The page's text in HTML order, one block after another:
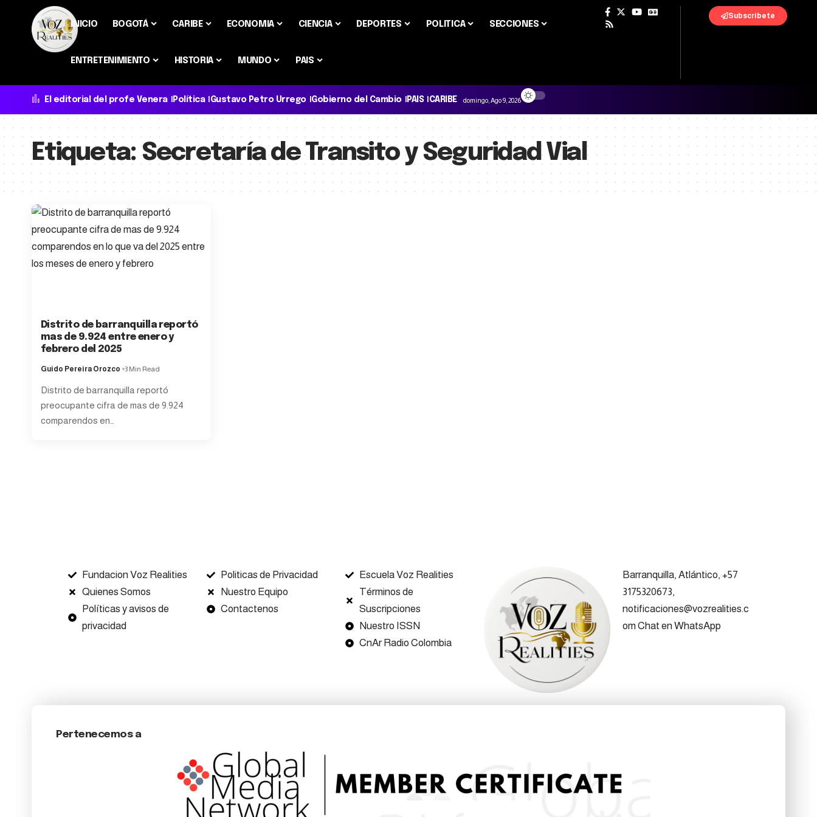
INICIO BOGOTÁ CARIBE ECONOMIA CIENCIA DEPORTES POLITICA SECCIONES
ENTRETENIMIENTO HISTORIA MUNDO PAIS
Subscribete
El editorial del profe Venera Política Gustavo Petro Urrego Gobierno del Cambio PAIS CARIBE domingo, Ago 9, 2026
Etiqueta:Secretaría de Transito y Seguridad Vial
Distrito de barranquilla reportó
mas de 9.924 entre enero y
febrero del 2025
Guido Pereira Orozco 3 Min Read
Distrito de barranquilla reportó
preocupante cifra de mas de 9.924
comparendos en
Fundacion Voz Realities
Quienes Somos
Políticas y avisos de
privacidad
Politicas de Privacidad
Nuestro Equipo
Contactenos
Escuela Voz Realities
Términos de
Suscripciones
Nuestro ISSN
CnAr Radio Colombia
Barranquilla, Atlántico, +57
3175320673,
notificaciones@vozrealities.c
omChat en WhatsApp
Pertenecemos a